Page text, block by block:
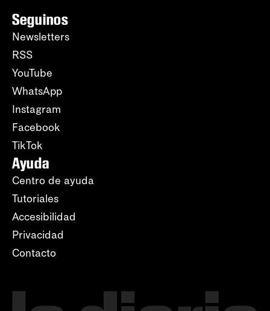
Seguinos
Newsletters
RSS
YouTube
WhatsApp
Instagram
Facebook
TikTok
Ayuda
Centro de ayuda
Tutoriales
Accesibilidad
Privacidad
Contacto